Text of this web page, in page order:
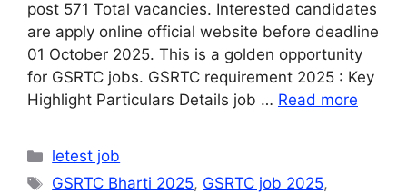
post 571 Total vacancies. Interested candidates
are apply online official website before deadline
01 October 2025. This is a golden opportunity
for GSRTC jobs. GSRTC requirement 2025 : Key
Highlight Particulars Details job … Read more
Categories
letest job
Tags
GSRTC Bharti 2025, GSRTC job 2025,